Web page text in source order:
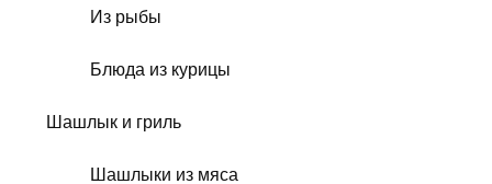
Из рыбы
Блюда из курицы
Шашлык и гриль
Шашлыки из мяса